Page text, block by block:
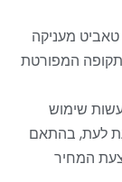
טאביט מעניקה
תקופה המפורטת
שימוש
לעת, בהתאם
המחיר